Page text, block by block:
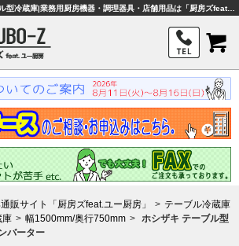
RT-150SDG-1|ホシザキテーブル型冷蔵庫|業務用厨房機器・調理器具・店舗用品は「厨房ズfeat.ユー厨房」
販サイト「厨房ズfeat.ユー厨房」
テーブル冷蔵庫
庫
幅1500mm/奥行750mm
ホシザキ テーブル型
バーター